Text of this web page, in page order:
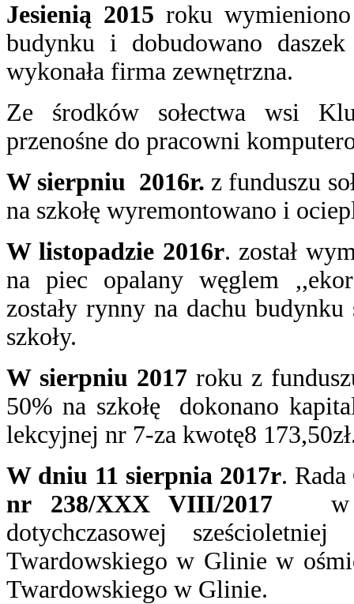
Jesienią 2015 roku
budynku i dobudowano
wykonała firma zewnętrzna.
Ze środków sołectwa wsi
przenośne do pracowni
W sierpniu 2016r. z funduszu
na szkołę wyremontowano i
W listopadzie 2016r. został
na piec opalany węglem
zostały rynny na dachu
szkoły.
W sierpniu 2017 roku z
50% na szkołę dokonano
lekcyjnej nr 7-za kwotę8
W dniu 11 sierpnia 2017r.
nr 238/XXX VIII/2017 w
dotychczasowej
Twardowskiego w Glinie w
Twardowskiego w Glinie.